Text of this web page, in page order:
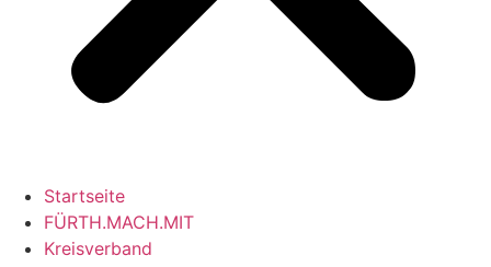
Startseite
FÜRTH.MACH.MIT
Kreisverband